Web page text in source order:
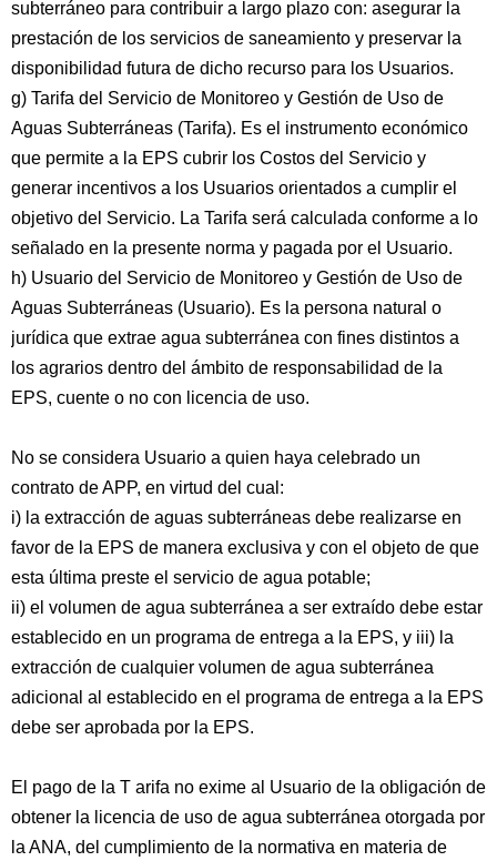
subterráneo para contribuir a largo plazo con: asegurar la
prestación de los servicios de saneamiento y preservar la
disponibilidad futura de dicho recurso para los Usuarios.
g) Tarifa del Servicio de Monitoreo y Gestión de Uso de
Aguas Subterráneas (Tarifa). Es el instrumento económico
que permite a la EPS cubrir los Costos del Servicio y
generar incentivos a los Usuarios orientados a cumplir el
objetivo del Servicio. La Tarifa será calculada conforme a lo
señalado en la presente norma y pagada por el Usuario.
h) Usuario del Servicio de Monitoreo y Gestión de Uso de
Aguas Subterráneas (Usuario). Es la persona natural o
jurídica que extrae agua subterránea con fines distintos a
los agrarios dentro del ámbito de responsabilidad de la
EPS, cuente o no con licencia de uso.
No se considera Usuario a quien haya celebrado un
contrato de APP, en virtud del cual:
i) la extracción de aguas subterráneas debe realizarse en
favor de la EPS de manera exclusiva y con el objeto de que
esta última preste el servicio de agua potable;
ii) el volumen de agua subterránea a ser extraído debe estar
establecido en un programa de entrega a la EPS, y iii) la
extracción de cualquier volumen de agua subterránea
adicional al establecido en el programa de entrega a la EPS
debe ser aprobada por la EPS.
El pago de la T arifa no exime al Usuario de la obligación de
obtener la licencia de uso de agua subterránea otorgada por
la ANA, del cumplimiento de la normativa en materia de